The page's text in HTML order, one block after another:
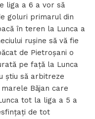
liga a 6 a vor să
goluri primarul din
în teren la Lunca a
rușine să vă fie
de Pietroșani o
pe față la Lunca
știu să arbitreze
Băjan care
tot la liga a 5 a
de tot